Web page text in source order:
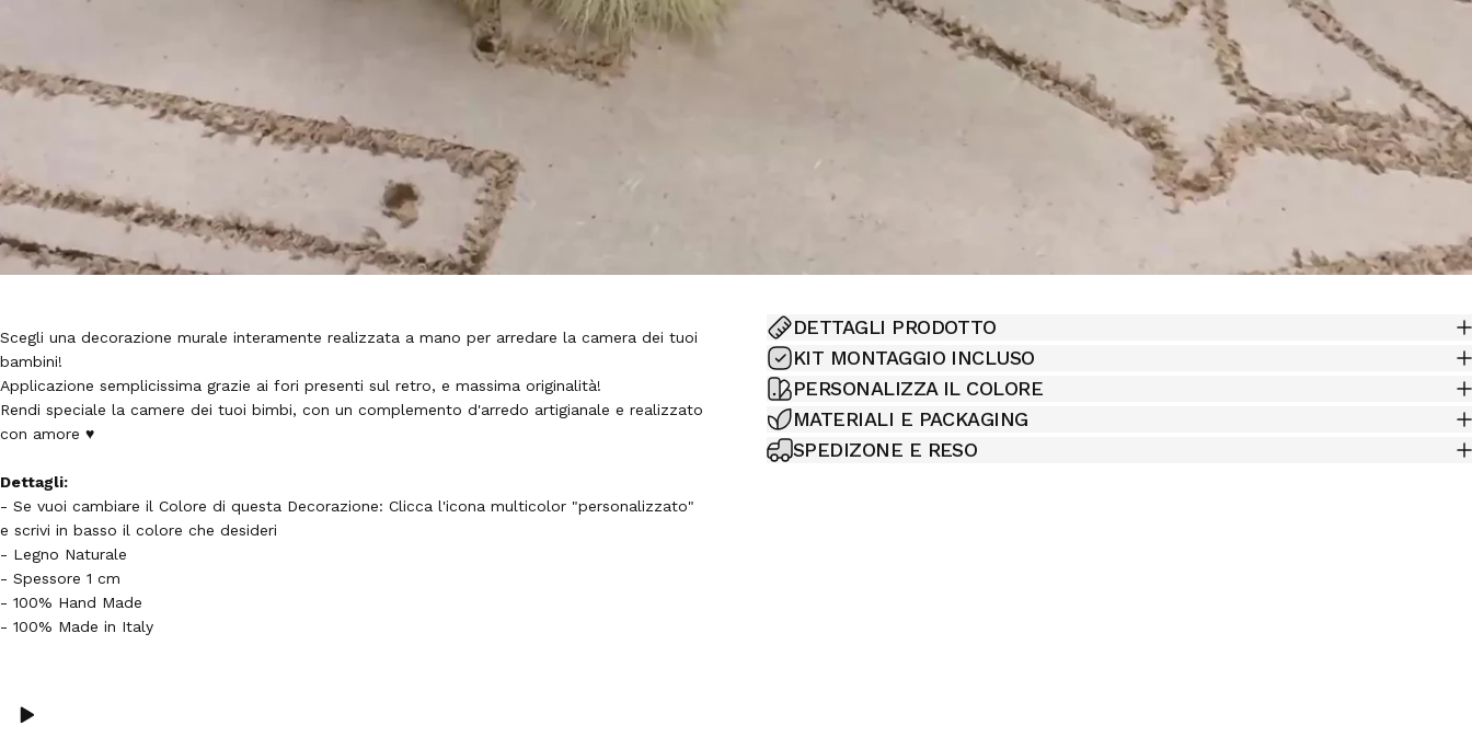
Scegli una decorazione murale interamente realizzata a mano per arredare la camera dei tuoi
bambini!
Applicazione semplicissima grazie ai fori presenti sul retro, e massima originalità!
Rendi speciale la camere dei tuoi bimbi, con un complemento d'arredo artigianale e realizzato
con amore ♥
Dettagli:
- Se vuoi cambiare il Colore di questa Decorazione: Clicca l'icona multicolor "personalizzato"
e scrivi in basso il colore che desideri
- Legno Naturale
- Spessore 1 cm
- 100% Hand Made
- 100% Made in Italy
DETTAGLI PRODOTTO
KIT MONTAGGIO INCLUSO
PERSONALIZZA IL COLORE
MATERIALI E PACKAGING
SPEDIZONE E RESO